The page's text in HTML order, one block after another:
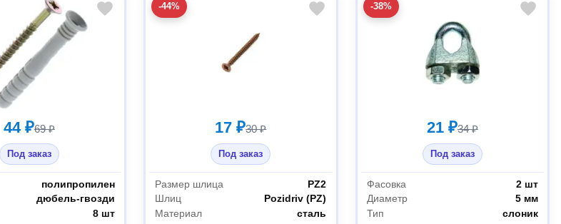
44 ₽69 ₽
Под заказ
полипропилен
дюбель-гвозди
8 шт
-44%
17 ₽30 ₽
Под заказ
Размер шлица
PZ2
Шлиц
Pozidriv (PZ)
Материал
сталь
-38%
21 ₽34 ₽
Под заказ
Фасовка
2 шт
Диаметр
5 мм
Тип
слоник